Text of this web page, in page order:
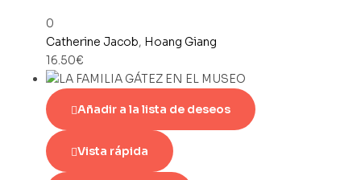
0
Catherine Jacob, Hoang Giang
16.50€
Añadir a la lista de deseos
Vista rápida